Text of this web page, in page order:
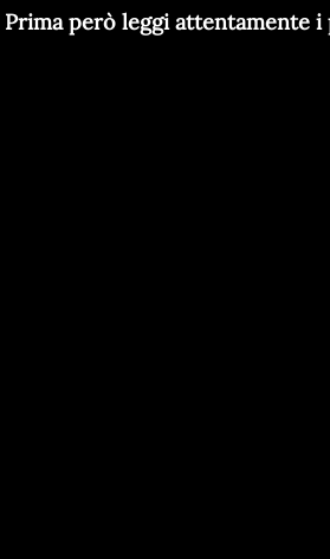
Prima però leggi attentamente